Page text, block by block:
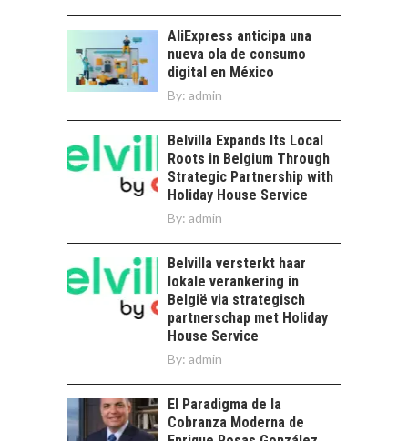
el reto ineludible de…
AliExpress anticipa una
nueva ola de consumo
digital en México
By: admin
Belvilla Expands Its Local
Roots in Belgium Through
Strategic Partnership with
Holiday House Service
By: admin
Belvilla versterkt haar
lokale verankering in
België via strategisch
partnerschap met Holiday
House Service
By: admin
El Paradigma de la
Cobranza Moderna de